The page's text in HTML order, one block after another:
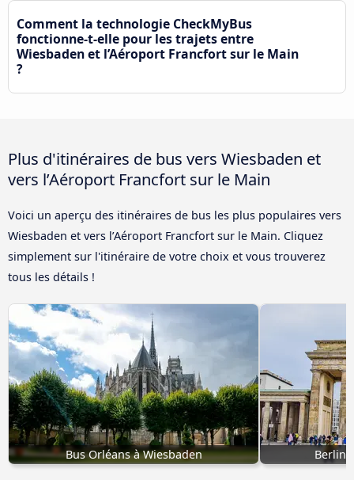
Comment la technologie CheckMyBus
fonctionne-t-elle pour les trajets entre
Wiesbaden et l’Aéroport Francfort sur le Main
?
Plus d'itinéraires de bus vers Wiesbaden et
vers l’Aéroport Francfort sur le Main
Voici un aperçu des itinéraires de bus les plus populaires vers
Wiesbaden et vers l’Aéroport Francfort sur le Main. Cliquez
simplement sur l'itinéraire de votre choix et vous trouverez
tous les détails !
Bus Orléans à Wiesbaden Berlin